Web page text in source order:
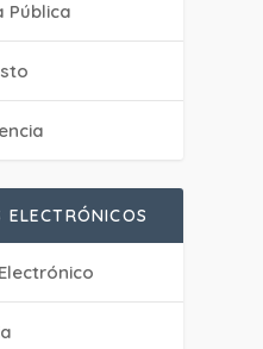
Pública
ELECTRÓNICOS